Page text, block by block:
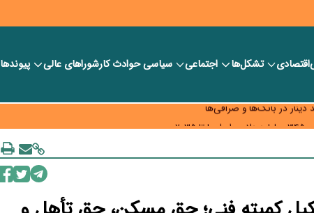
اقتصادی تشکل‌ها اجتماعی سیاسیحوادث کارشورا‎های عالی پیوندها
دینار در بانک‌ها و صرافی‌ها
جدید سیاست‌های مالیاتی در حمایت از تولید